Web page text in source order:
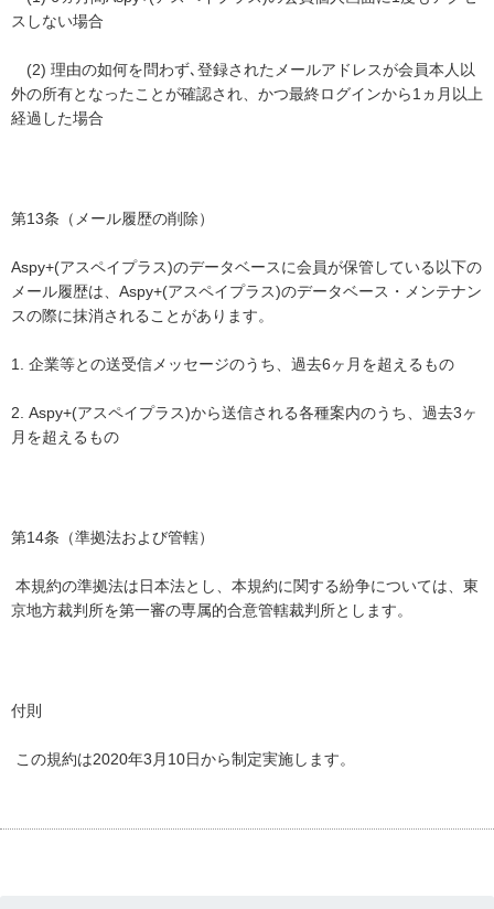
スしない場合
(2) 理由の如何を問わず､登録されたメールアドレスが会員本人以
外の所有となったことが確認され、かつ最終ログインから1ヵ月以上
経過した場合
第13条（メール履歴の削除）
Aspy+(アスペイプラス)のデータベースに会員が保管している以下の
メール履歴は、Aspy+(アスペイプラス)のデータベース・メンテナン
スの際に抹消されることがあります。
1. 企業等との送受信メッセージのうち、過去6ヶ月を超えるもの
2. Aspy+(アスペイプラス)から送信される各種案内のうち、過去3ヶ
月を超えるもの
第14条（準拠法および管轄）
本規約の準拠法は日本法とし、本規約に関する紛争については、東
京地方裁判所を第一審の専属的合意管轄裁判所とします。
付則
この規約は2020年3月10日から制定実施します。